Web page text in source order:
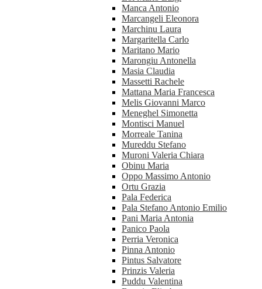
Manca Antonio
Marcangeli Eleonora
Marchinu Laura
Margaritella Carlo
Maritano Mario
Marongiu Antonella
Masia Claudia
Massetti Rachele
Mattana Maria Francesca
Melis Giovanni Marco
Meneghel Simonetta
Montisci Manuel
Morreale Tanina
Mureddu Stefano
Muroni Valeria Chiara
Obinu Maria
Oppo Massimo Antonio
Ortu Grazia
Pala Federica
Pala Stefano Antonio Emilio
Pani Maria Antonia
Panico Paola
Perria Veronica
Pinna Antonio
Pintus Salvatore
Prinzis Valeria
Puddu Valentina